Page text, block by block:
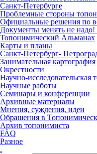
Санкт‑Петербурге
Проблемные стороны
Официальные решения по
Документы менять не
Топонимический Альманах
Карты и планы
Санкт‑Петербург‑
Занимательная картография
Окрестности
Научно‑исследовательская
Научные работы
Семинары и конференции
Архивные материалы
Мнения, суждения, идеи
Обращения в
Архив топонимиста
FAQ
Разное
.